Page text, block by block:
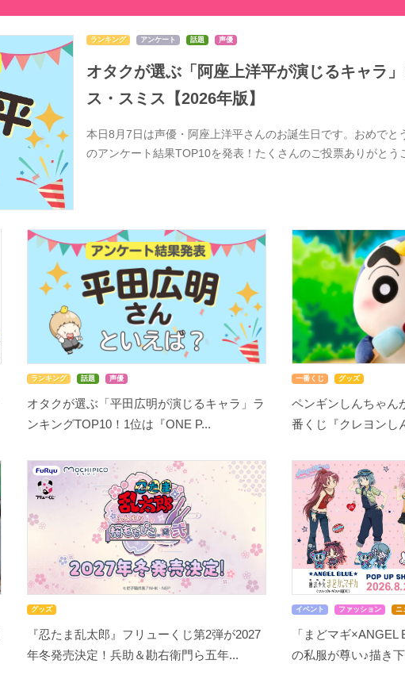
ランキング アンケート 話題 声優
オタクが選ぶ「阿座上洋平が演じるキャラ
ス・スミス【2026年版】
本日8月7日は声優・阿座上洋平さんのお誕生日です。おめで
のアンケート結果TOP10を発表！たくさんのご投票ありがと
ランキング 話題 声優
オタクが選ぶ「平田広明が演じるキャラ」ラ
ンキングTOP10！1位は『ONE P...
一番くじ グッズ
ペンギンしんちゃん
番くじ『クレヨンし
グッズ
『忍たま乱太郎』フリューくじ第2弾が2027
年冬発売決定！兵助＆勘右衛門ら五年...
イベント ファッション ニ
「まどマギ
の私服が尊い♪描き